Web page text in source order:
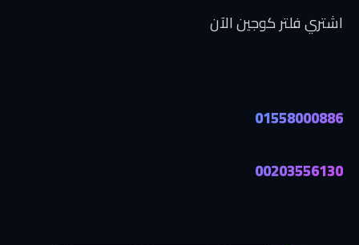
اشتري فلتر كوجين الآن
01558000886
00203556130